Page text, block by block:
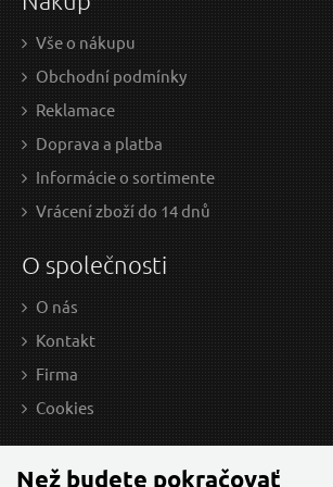
Vše o nákupu
Obchodní podmínky
Reklamace
Doprava a platba
Informácie o sortimente
Vrácení zboží do 14 dnů
O společnosti
O nás
Kontakt
Firma
Cookies
Než budete pokračovať